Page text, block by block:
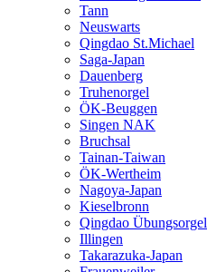
Tann
Neuswarts
Qingdao St.Michael
Saga-Japan
Dauenberg
Truhenorgel
ÖK-Beuggen
Singen NAK
Bruchsal
Tainan-Taiwan
ÖK-Wertheim
Nagoya-Japan
Kieselbronn
Qingdao Übungsorgel
Illingen
Takarazuka-Japan